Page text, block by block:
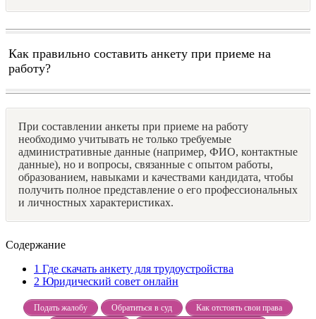
Как правильно составить анкету при приеме на
работу?
При составлении анкеты при приеме на работу
необходимо учитывать не только требуемые
административные данные (например, ФИО, контактные
данные), но и вопросы, связанные с опытом работы,
образованием, навыками и качествами кандидата, чтобы
получить полное представление о его профессиональных
и личностных характеристиках.
Содержание
1 Где скачать анкету для трудоустройства
2 Юридический совет онлайн
Подать жалобу Обратиться в суд
Как отстоять свои права